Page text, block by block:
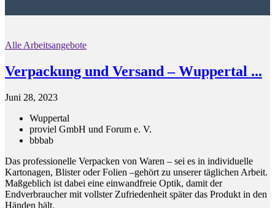
Alle Arbeitsangebote
Verpackung und Versand – Wuppertal ...
Juni 28, 2023
Wuppertal
proviel GmbH und Forum e. V.
bbbab
Das professionelle Verpacken von Waren – sei es in individuelle
Kartonagen, Blister oder Folien –gehört zu unserer täglichen Arbeit.
Maßgeblich ist dabei eine einwandfreie Optik, damit der
Endverbraucher mit vollster Zufriedenheit später das Produkt in den
Händen hält.